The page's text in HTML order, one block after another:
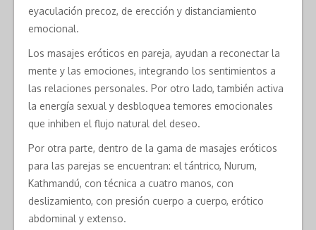
eyaculación precoz, de erección y distanciamiento
emocional.
Los masajes eróticos en pareja, ayudan a reconectar la
mente y las emociones, integrando los sentimientos a
las relaciones personales. Por otro lado, también activa
la energía sexual y desbloquea temores emocionales
que inhiben el flujo natural del deseo.
Por otra parte, dentro de la gama de masajes eróticos
para las parejas se encuentran: el tántrico, Nurum,
Kathmandú, con técnica a cuatro manos, con
deslizamiento, con presión cuerpo a cuerpo, erótico
abdominal y extenso.